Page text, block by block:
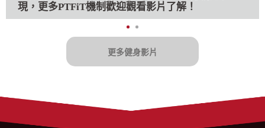
現，更多PTFiT機制歡迎觀看影片了解！
更多健身影片